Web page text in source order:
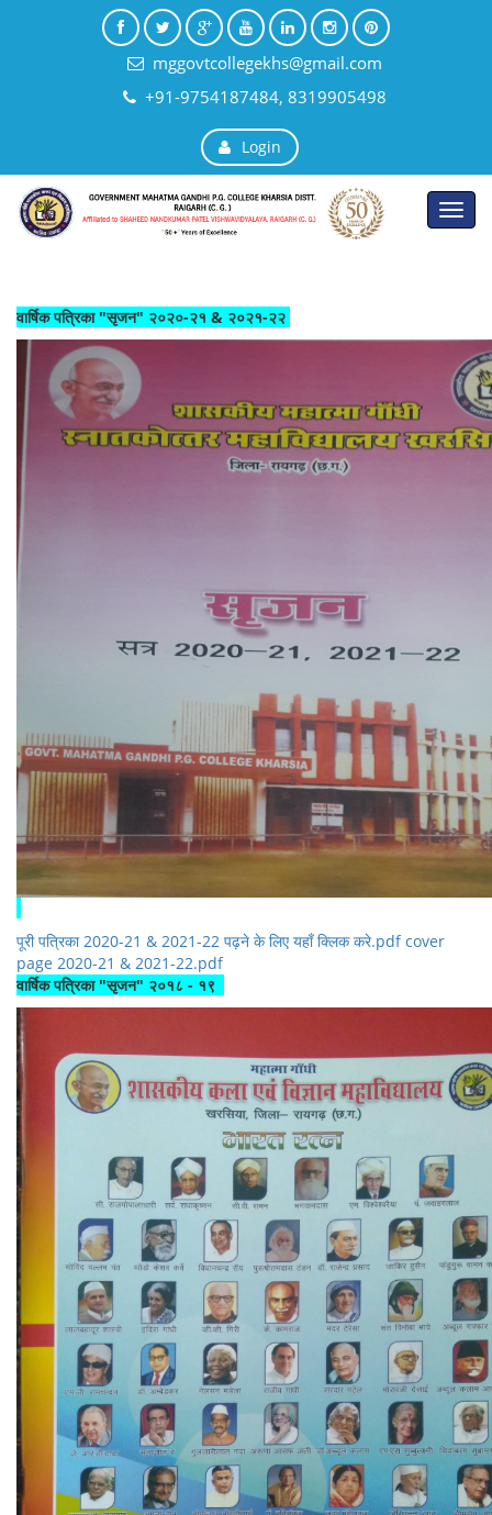
mggovtcollegekhs@gmail.com
+91-9754187484, 8319905498
Login
वार्षिक पत्रिका "सृजन" २०२०-२१ & २०२१-२२
पूरी पत्रिका 2020-21 & 2021-22 पढ़ने के लिए यहाँ क्लिक करे.pdf cover
page 2020-21 & 2021-22.pdf
वार्षिक पत्रिका "सृजन" २०१८ - १९